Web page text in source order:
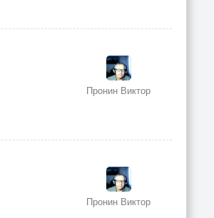
Пронин Виктор
Пронин Виктор